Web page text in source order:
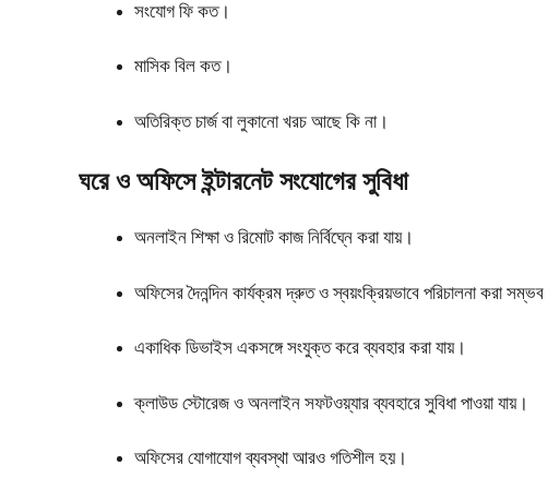
সংযোগ ফি কত।
মাসিক বিল কত।
অতিরিক্ত চার্জ বা লুকানো খরচ আছে কি না।
ঘরে ও অফিসে ইন্টারনেট সংযোগের সুবিধা
অনলাইন শিক্ষা ও রিমোট কাজ নির্বিঘ্নে করা যায়।
অফিসের দৈনন্দিন কার্যক্রম দ্রুত ও স্বয়ংক্রিয়ভাবে পরিচালনা করা
একাধিক ডিভাইস একসঙ্গে সংযুক্ত করে ব্যবহার করা যায়।
ক্লাউড স্টোরেজ ও অনলাইন সফটওয়্যার ব্যবহারে সুবিধা পাওয়া যায়।
অফিসের যোগাযোগ ব্যবস্থা আরও গতিশীল হয়।